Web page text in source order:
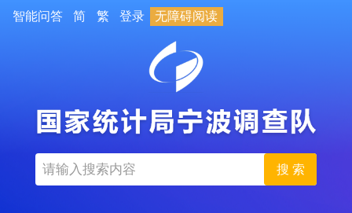
智能问答 简 繁 登录 无障碍阅读
搜 索